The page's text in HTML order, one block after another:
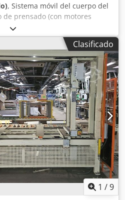
, Sistema móvil del cuerpo del
de prensado (con motores
de autocentrado Cinta
montaje (a través de la prensa)
adjustable (m/min) 10-40
4500 Crjdpfx Aegz Acaonuof
Empujador horizontal móvil
de MUEBLES: Longitud minima
250 Longitud maxima del
Profundidad (anchura)
(mm) 200 Profundidad
de mueble (mm) 700 Altura
(mm) 250 Altura maxima del
Cinta motorizada a la
de la cinta a la entrada de
electrónico (mando) PLC
separado) Potencia totale
grafa (grapadora) E/S 250
Clasificado
1 /9